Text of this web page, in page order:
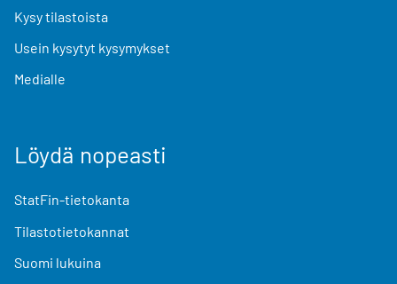
Kysy tilastoista
Usein kysytyt kysymykset
Medialle
Löydä nopeasti
StatFin-tietokanta
Tilastotietokannat
Suomi lukuina